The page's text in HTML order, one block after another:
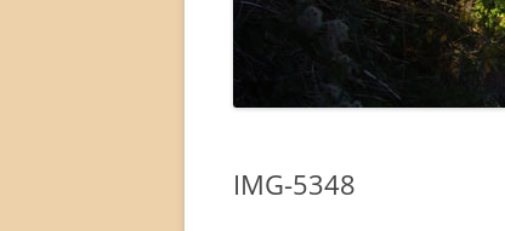
IMG-5348